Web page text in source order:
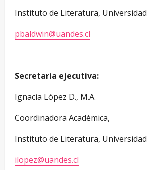
Instituto de Literatura,
pbaldwin@uandes.cl
Secretaria ejecutiva:
Ignacia López D., M.A.
Coordinadora Académica,
Instituto de Literatura,
ilopez@uandes.cl